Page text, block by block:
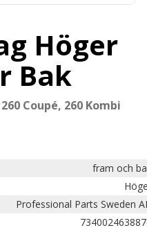
Höger
Bak
Coupé, 260 Kombi
fram och
Professional Parts Sweden